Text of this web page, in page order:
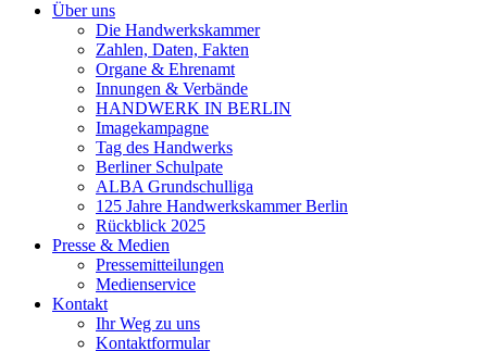
Über uns
Die Handwerkskammer
Zahlen, Daten, Fakten
Organe & Ehrenamt
Innungen & Verbände
HANDWERK IN BERLIN
Imagekampagne
Tag des Handwerks
Berliner Schulpate
ALBA Grundschulliga
125 Jahre Handwerkskammer Berlin
Rückblick 2025
Presse & Medien
Pressemitteilungen
Medienservice
Kontakt
Ihr Weg zu uns
Kontaktformular